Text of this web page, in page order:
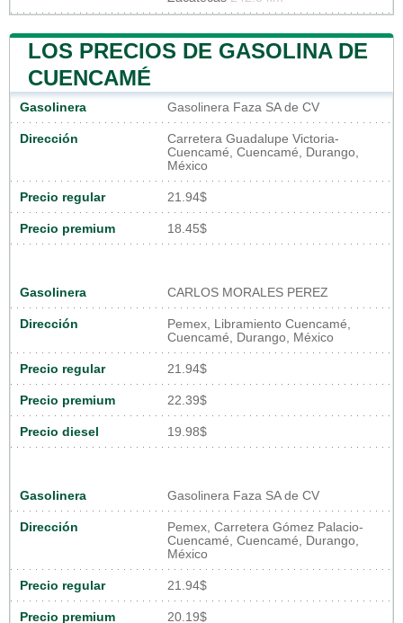
LOS PRECIOS DE GASOLINA DE
CUENCAMÉ
Gasolinera Gasolinera Faza SA de CV
Dirección
Carretera Guadalupe Victoria-
Cuencamé, Cuencamé, Durango,
México
Precio regular 21.94$
Precio premium 18.45$
Gasolinera CARLOS MORALES PEREZ
Dirección
Pemex, Libramiento Cuencamé,
Cuencamé, Durango, México
Precio regular 21.94$
Precio premium 22.39$
Precio diesel 19.98$
Gasolinera Gasolinera Faza SA de CV
Dirección
Pemex, Carretera Gómez Palacio-
Cuencamé, Cuencamé, Durango,
México
Precio regular 21.94$
Precio premium 20.19$